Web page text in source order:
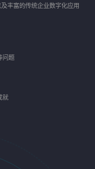
丰富的传统企业数字化应用
问题
就